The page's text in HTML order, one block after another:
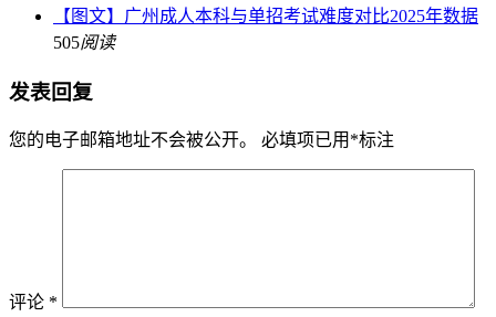
【图文】广州成人本科与单招考试难度对比2025年数据
505阅读
发表回复
您的电子邮箱地址不会被公开。 必填项已用 *标注
评论 *